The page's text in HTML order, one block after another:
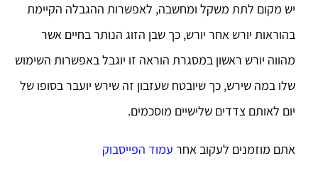
יש מקום לתת משקל ומחשבה, לאפשרות ההגבלה הקיימת
בהוראות יורש אחר יורש, כך שבן הזוג הנותר בחיים אשר
מהווה יורש ראשון במסגרת הוראה זו יוגבל באפשרות השימוש
שלו במה שירש, כך שיובטח שעזבון זה שירש יועבר בסופו של
יום לאותם צדדים שלישיים מוסכמים.
אתם מוזמנים לעקוב אחר עמוד הפייסבוק